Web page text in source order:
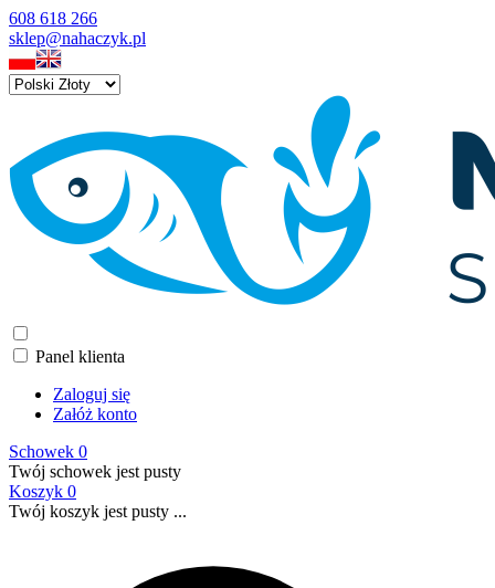
608 618 266
sklep@nahaczyk.pl
Panel klienta
Zaloguj się
Załóż konto
Schowek 0
Twój schowek jest pusty
Koszyk 0
Twój koszyk jest pusty ...